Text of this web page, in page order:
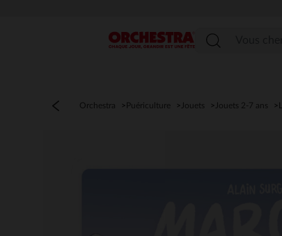
Menu
Orchestra Puériculture Jouets Jouets 2-7 ans